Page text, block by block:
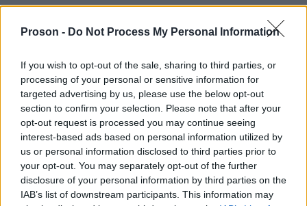
Proson - Do Not Process My Personal Information
If you wish to opt-out of the sale, sharing to third parties, or
processing of your personal or sensitive information for
targeted advertising by us, please use the below opt-out
section to confirm your selection. Please note that after your
opt-out request is processed you may continue seeing
interest-based ads based on personal information utilized by
us or personal information disclosed to third parties prior to
your opt-out. You may separately opt-out of the further
disclosure of your personal information by third parties on the
IAB’s list of downstream participants. This information may
ταυτοποιηθεί, ενώ ορισμένες έχουν ήδη
μεταφερθεί στο κοιμητήριο του Σχιστού, με τις
αναγνώρισης όσο και τη διερεύνηση των
συνθηκών του ναυαγίου.
ΑΣΕΠ: Πιστοποίηση Αγγλικών σε
μόνο 2 ημέρες στα χέρια σας